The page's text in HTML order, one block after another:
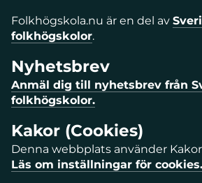
Folkhögskola.nu är en del av
folkhögskolor.
Nyhetsbrev
Anmäl dig till nyhetsbrev från
folkhögskolor.
Kakor (Cookies)
Denna webbplats använder
Läs om inställningar för cookies.